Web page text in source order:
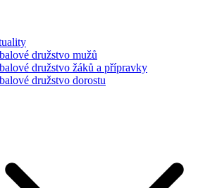
družstvo mužů
družstvo žáků a přípravky
družstvo dorostu